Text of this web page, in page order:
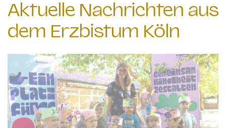
Aktuelle Nachrichten aus
dem Erzbistum Köln